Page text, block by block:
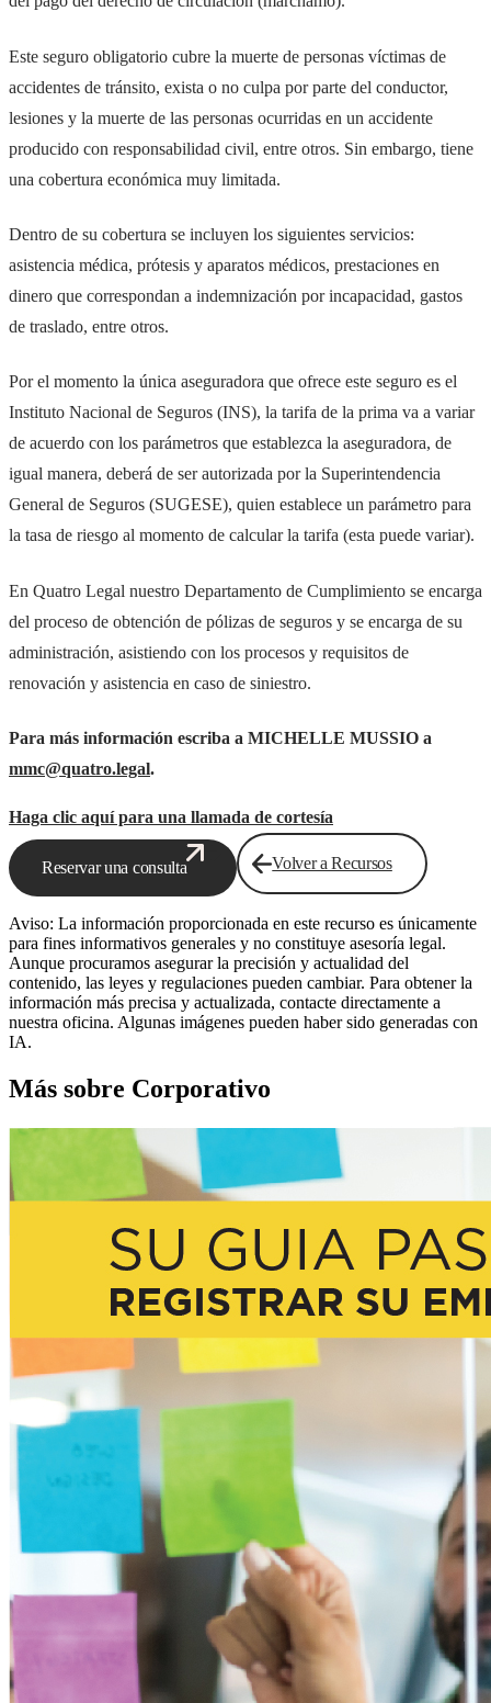
Este seguro obligatorio cubre la muerte de personas víctimas de
accidentes de tránsito, exista o no culpa por parte del conductor,
lesiones y la muerte de las personas ocurridas en un accidente
producido con responsabilidad civil, entre otros. Sin embargo, tiene
una cobertura económica muy limitada.
Dentro de su cobertura se incluyen los siguientes servicios:
asistencia médica, prótesis y aparatos médicos, prestaciones en
dinero que correspondan a indemnización por incapacidad, gastos
de traslado, entre otros.
Por el momento la única aseguradora que ofrece este seguro es el
Instituto Nacional de Seguros (INS), la tarifa de la prima va a variar
de acuerdo con los parámetros que establezca la aseguradora, de
igual manera, deberá de ser autorizada por la Superintendencia
General de Seguros (SUGESE), quien establece un parámetro para
la tasa de riesgo al momento de calcular la tarifa (esta puede variar).
En Quatro Legal nuestro Departamento de Cumplimiento se encarga
del proceso de obtención de pólizas de seguros y se encarga de su
administración, asistiendo con los procesos y requisitos de
renovación y asistencia en caso de siniestro.
Para más información escriba a MICHELLE MUSSIO a
mmc@quatro.legal.
Haga clic aquí para una llamada de cortesía
Reservar una consulta Volver a Recursos
Aviso: La información proporcionada en este recurso es únicamente
para fines informativos generales y no constituye asesoría legal.
Aunque procuramos asegurar la precisión y actualidad del
contenido, las leyes y regulaciones pueden cambiar. Para obtener la
información más precisa y actualizada, contacte directamente a
nuestra oficina. Algunas imágenes pueden haber sido generadas con
IA.
Más sobre Corporativo